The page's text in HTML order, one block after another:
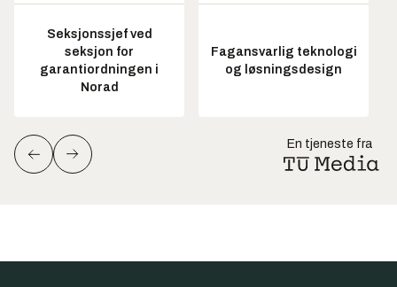
Seksjonssjef ved
seksjon for
garantiordningen i
Norad
Fagansvarlig teknologi
og løsningsdesign
En tjeneste fra